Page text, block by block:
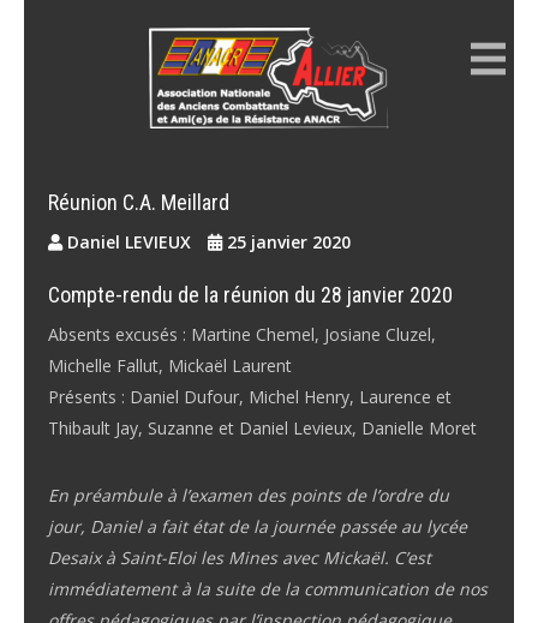
Réunion C.A. Meillard
Daniel LEVIEUX 25 janvier 2020
Compte-rendu de la réunion du 28 janvier 2020
Absents excusés : Martine Chemel, Josiane Cluzel,
Michelle Fallut, Mickaël Laurent
Présents : Daniel Dufour, Michel Henry, Laurence et
Thibault Jay, Suzanne et Daniel Levieux, Danielle Moret
En préambule à l’examen des points de l’ordre du
jour, Daniel a fait état de la journée passée au lycée
Desaix à Saint-Eloi les Mines avec Mickaël. C’est
immédiatement à la suite de la communication de nos